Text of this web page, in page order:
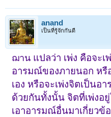
anand
เป็นที่รู้จักกันดี
ฌาน แปลว่า เพ่ง คือจะ
อารมณ์ของภายนอก หรื
เอง หรือจะเพ่งจิตเป็นอ
ด้วยกันทั้งนั้น จิตที่เพ่งอ
เอาอารมณ์อื่นมาเกี่ยวข้